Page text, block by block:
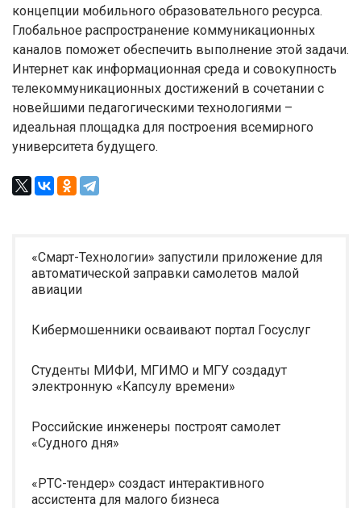
концепции мобильного образовательного ресурса.
Глобальное распространение коммуникационных
каналов поможет обеспечить выполнение этой задачи.
Интернет как информационная среда и совокупность
телекоммуникационных достижений в сочетании с
новейшими педагогическими технологиями –
идеальная площадка для построения всемирного
университета будущего.
«Смарт-Технологии» запустили приложение для
автоматической заправки самолетов малой
авиации
Кибермошенники осваивают портал Госуслуг
Студенты МИФИ, МГИМО и МГУ создадут
электронную «Капсулу времени»
Российские инженеры построят самолет
«Судного дня»
«РТС-тендер» создаст интерактивного
ассистента для малого бизнеса